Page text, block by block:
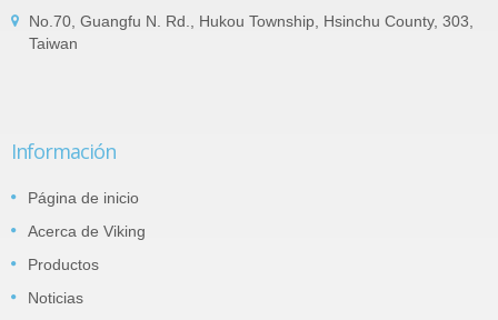
No.70, Guangfu N. Rd., Hukou Township, Hsinchu County, 303,
Taiwan
Información
Página de inicio
Acerca de Viking
Productos
Noticias